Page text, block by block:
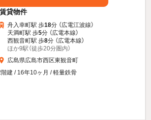
貸物件
舟入幸町駅 歩18分 （広電江波線）
天満町駅 歩5分 （広電本線）
西観音町駅 歩8分 （広電本線）
ほか9駅（徒歩20分圏内）
広島県広島市西区東観音町
建 / 16年10ヶ月 / 軽量鉄骨